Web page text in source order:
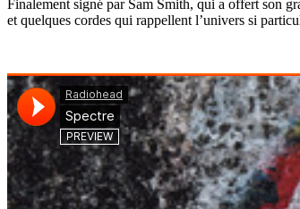
Finalement signé par Sam Smith, qui a offert son
et quelques cordes qui rappellent l’univers si